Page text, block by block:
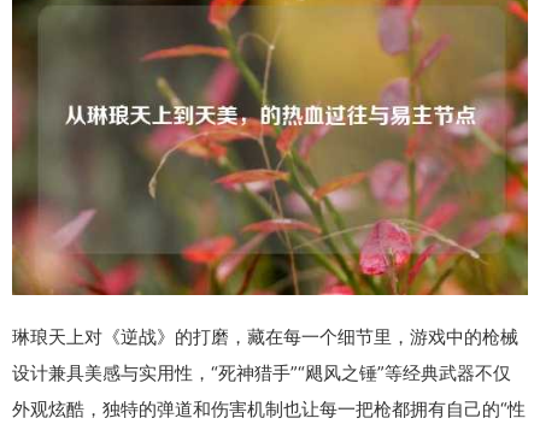
琳琅天上对《逆战》的打磨，藏在每一个细节里，游戏中的枪械
设计兼具美感与实用性，“死神猎手”“飓风之锤”等经典武器不仅
外观炫酷，独特的弹道和伤害机制也让每一把枪都拥有自己的“性